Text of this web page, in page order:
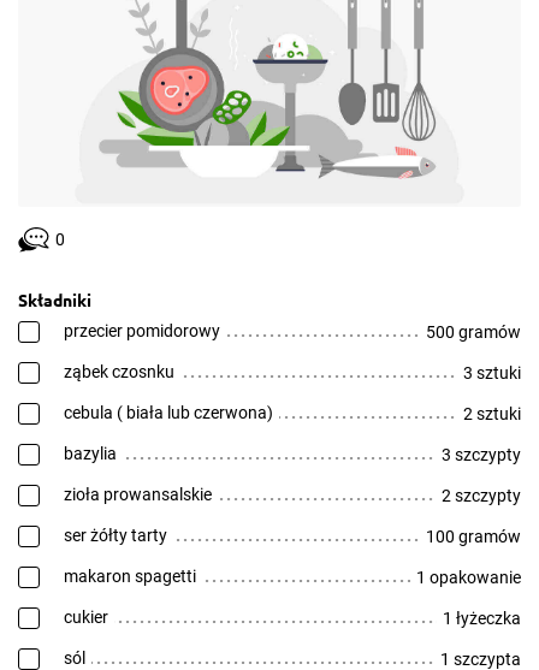
0
Składniki
przecier pomidorowy 500 gramów
ząbek czosnku 3 sztuki
cebula ( biała lub czerwona) 2 sztuki
bazylia 3 szczypty
zioła prowansalskie 2 szczypty
ser żółty tarty 100 gramów
makaron spagetti 1 opakowanie
cukier 1 łyżeczka
sól 1 szczypta